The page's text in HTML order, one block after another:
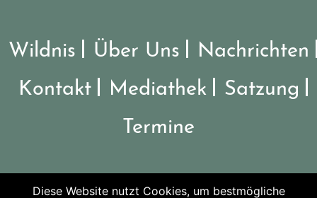
Wildnis Über Uns
Nachrichten
Kontakt
Mediathek
Satzung
Termine
Diese Website nutzt Cookies, um bestmögliche